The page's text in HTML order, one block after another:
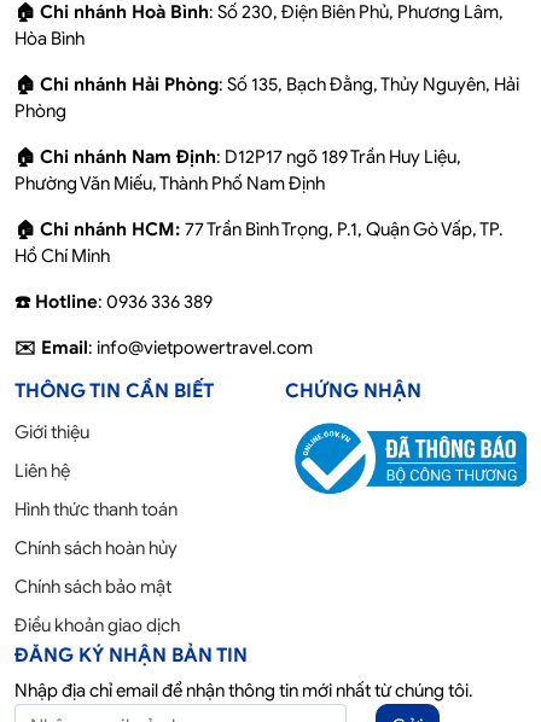
🏠 Chi nhánh Hoà Bình: Số 230, Điện Biên Phủ, Phương Lâm,
Hòa Bình
🏠 Chi nhánh Hải Phòng: Số 135, Bạch Đằng, Thủy Nguyên, Hải
Phòng
🏠 Chi nhánh Nam Định: D12P17 ngõ 189 Trần Huy Liệu,
Phường Văn Miếu, Thành Phố Nam Định
🏠 Chi nhánh HCM: 77 Trần Bình Trọng, P.1, Quận Gò Vấp, TP.
Hồ Chí Minh
☎️ Hotline: 0936 336 389
✉️ Email: info@vietpowertravel.com
THÔNG TIN CẦN BIẾT
Giới thiệu
Liên hệ
Hình thức thanh toán
Chính sách hoàn hủy
Chính sách bảo mật
Điều khoản giao dịch
CHỨNG NHẬN
ĐĂNG KÝ NHẬN BẢN TIN
Nhập địa chỉ email để nhận thông tin mới nhất từ chúng tôi.